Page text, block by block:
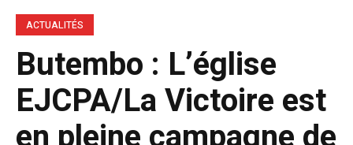
ACTUALITÉS
Butembo : L’église
EJCPA/La Victoire est